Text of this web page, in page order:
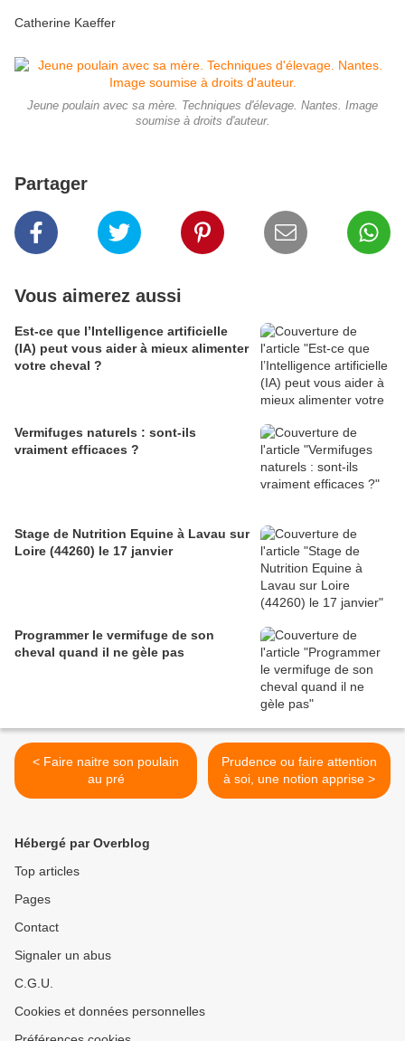
Catherine Kaeffer
Jeune poulain avec sa mère. Techniques d'élevage. Nantes. Image
soumise à droits d'auteur.
Partager
Vous aimerez aussi
Est-ce que l’Intelligence artificielle
(IA) peut vous aider à mieux alimenter
votre cheval ?
Vermifuges naturels : sont-ils
vraiment efficaces ?
Stage de Nutrition Equine à Lavau sur
Loire (44260) le 17 janvier
Programmer le vermifuge de son
cheval quand il ne gèle pas
< Faire naitre son poulain
au pré
Prudence ou faire attention
à soi, une notion apprise >
Hébergé par Overblog
Top articles
Pages
Contact
Signaler un abus
C.G.U.
Cookies et données personnelles